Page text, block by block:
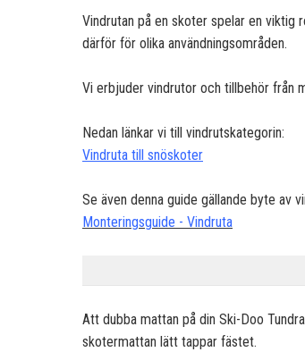
Vindrutan på en skoter spelar en viktig
därför för olika användningsområden.
Vi erbjuder vindrutor och tillbehör från
Nedan länkar vi till vindrutskategorin:
Vindruta till snöskoter
Se även denna guide gällande byte av
Monteringsguide - Vindruta
Att dubba mattan på din Ski-Doo
skotermattan lätt tappar fästet.